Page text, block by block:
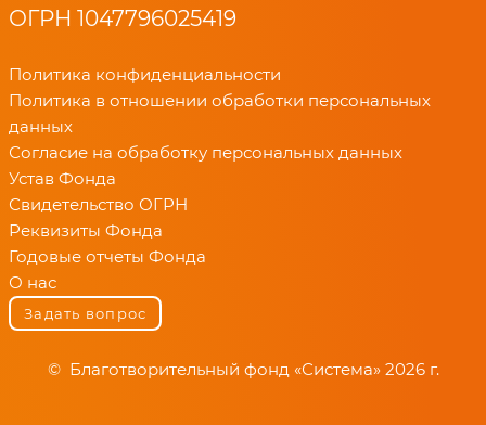
ОГРН 1047796025419
Политика конфиденциальности
Политика в отношении обработки персональных
данных
Согласие на обработку персональных данных
Устав Фонда
Свидетельство ОГРН
Реквизиты Фонда
Годовые отчеты Фонда
О нас
Задать вопрос
© Благотворительный фонд «Система» 2026 г.